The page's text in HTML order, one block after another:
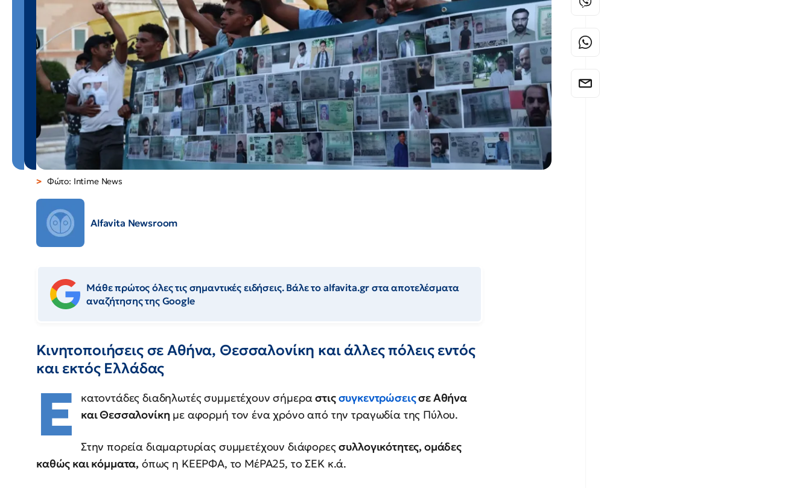
Φώτο: Intime News
Alfavita Newsroom
Μάθε πρώτος όλες τις σημαντικές ειδήσεις. Βάλε το alfavita.gr στα αποτελέσματα
αναζήτησης της Google
Κινητοποιήσεις σε Αθήνα, Θεσσαλονίκη και άλλες πόλεις εντός
και εκτός Ελλάδας
Ε κατοντάδες διαδηλωτές συμμετέχουν σήμεραστιςσυγκεντρώσειςσε Αθήνα
και Θεσσαλονίκη με αφορμή τον ένα χρόνο από την τραγωδία της Πύλου.
Στην πορεία διαμαρτυρίας συμμετέχουν διάφορεςσυλλογικότητες, ομάδες
καθώς και κόμματα, όπως η ΚΕΕΡΦΑ, το ΜέΡΑ25, το ΣΕΚ κ.ά.